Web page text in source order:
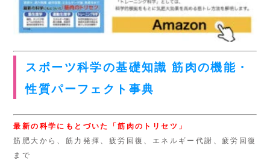
スポーツ科学の基礎知識 筋肉の機能・
性質パーフェクト事典
最新の科学にもとづいた「筋肉のトリセツ」
筋肥大から、筋力発揮、疲労回復、エネルギー代謝、疲労回復
まで